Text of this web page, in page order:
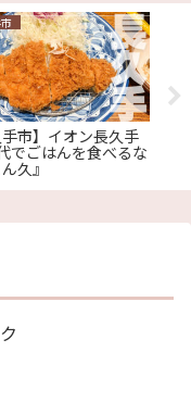
手市】イオン長久手
でごはんを食べるな
久』